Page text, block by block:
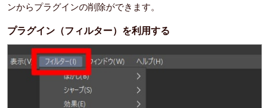
ンからプラグインの削除ができます。
プラグイン（フィルター）を利用する